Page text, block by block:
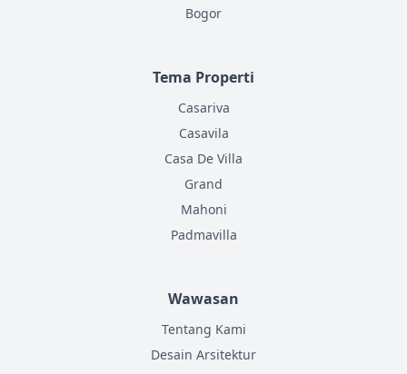
Bogor
Tema Properti
Casariva
Casavila
Casa De Villa
Grand
Mahoni
Padmavilla
Wawasan
Tentang Kami
Desain Arsitektur